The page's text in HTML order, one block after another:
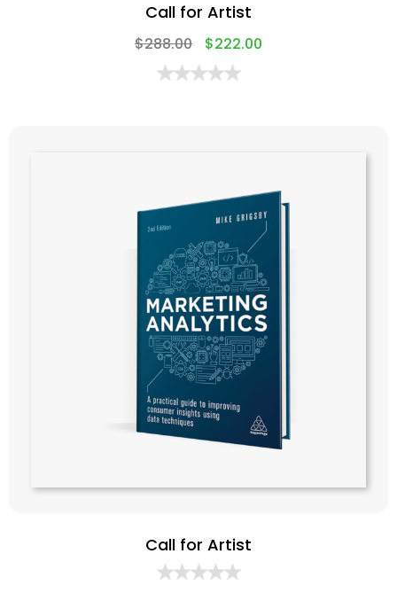
Call for Artist
$288.00 $222.00
Call for Artist